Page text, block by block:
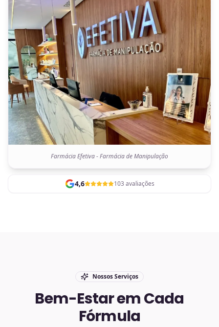
Farmácia Efetiva - Farmácia de Manipulação
4,6 103 avaliações
Nossos Serviços
Bem-Estar em Cada
Fórmula